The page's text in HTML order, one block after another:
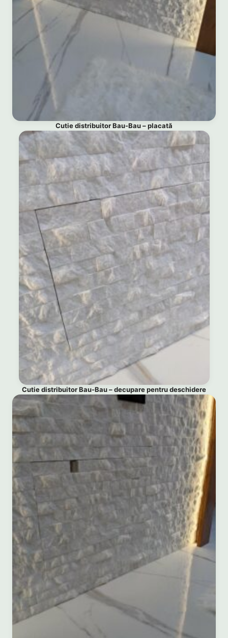
Cutie distribuitor Bau-Bau – placată
Cutie distribuitor Bau-Bau – decupare pentru deschidere